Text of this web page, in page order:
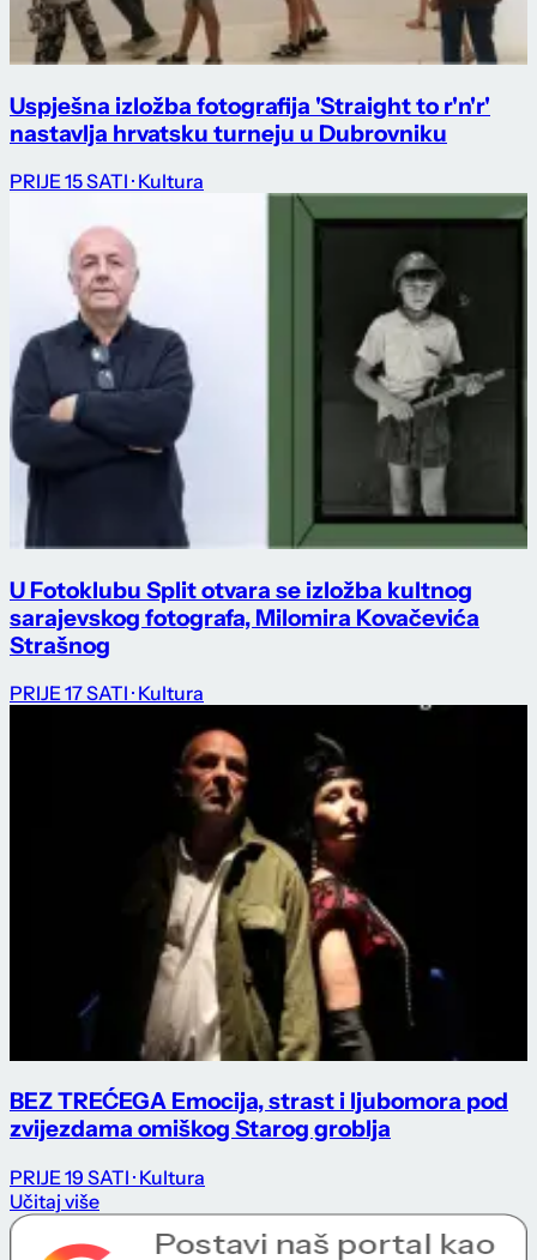
Uspješna izložba fotografija 'Straight to r'n'r'
nastavlja hrvatsku turneju u Dubrovniku
PRIJE 15 SATI · Kultura
U Fotoklubu Split otvara se izložba kultnog
sarajevskog fotografa, Milomira Kovačevića
Strašnog
PRIJE 17 SATI · Kultura
BEZ TREĆEGA Emocija, strast i ljubomora pod
zvijezdama omiškog Starog groblja
PRIJE 19 SATI · Kultura
Učitaj više